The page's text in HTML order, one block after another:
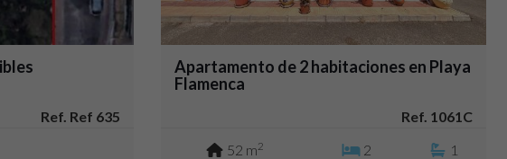
Ref. Ref 635
Apartamento de 2 habitaciones en Playa
Flamenca
Ref. 1061C
52 m2 2 1